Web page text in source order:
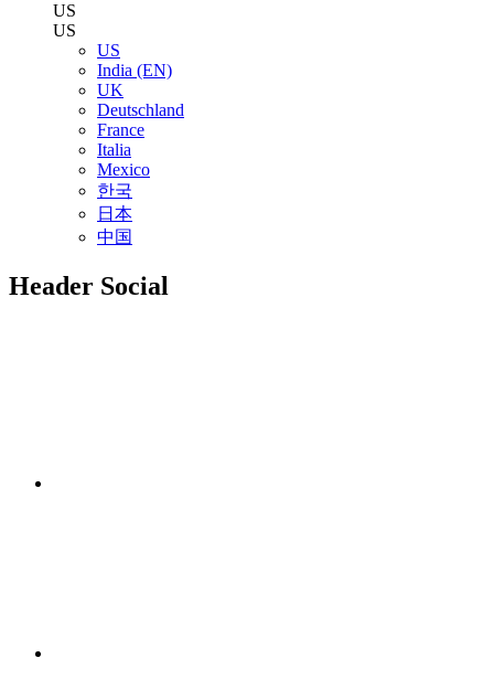
US
US
US
India (EN)
UK
Deutschland
France
Italia
Mexico
한국
日本
中国
Header Social